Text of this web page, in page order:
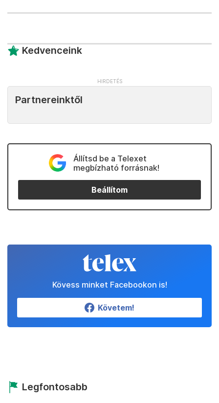
Kedvenceink
Partnereinktől
Állítsd be a Telexet
megbízható forrásnak!
Beállítom
Kövess minket Facebookon is!
Követem!
Legfontosabb